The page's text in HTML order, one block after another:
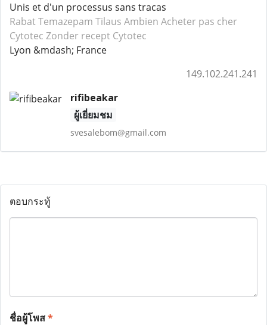
Unis et d'un processus sans tracas
Rabat Temazepam Tilaus Ambien Acheter pas cher
Cytotec Zonder recept Cytotec
Lyon &mdash; France
149.102.241.241
rifibeakar
ผู้เยี่ยมชม
svesalebom@gmail.com
ตอบกระทู้
ชื่อผู้โพส*